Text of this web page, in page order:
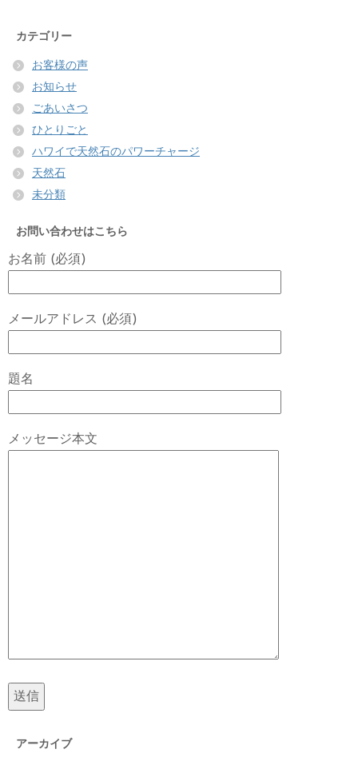
カテゴリー
お客様の声
お知らせ
ごあいさつ
ひとりごと
ハワイで天然石のパワーチャージ
天然石
未分類
お問い合わせはこちら
お名前 (必須)
メールアドレス (必須)
題名
メッセージ本文
アーカイブ